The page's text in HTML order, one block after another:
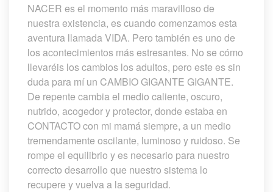
NACER es el momento más maravilloso de
nuestra existencia, es cuando comenzamos esta
aventura llamada VIDA. Pero también es uno de
los acontecimientos más estresantes. No se cómo
llevaréis los cambios los adultos, pero este es sin
duda para mí un CAMBIO GIGANTE GIGANTE.
De repente cambia el medio caliente, oscuro,
nutrido, acogedor y protector, donde estaba en
CONTACTO con mi mamá siempre, a un medio
tremendamente oscilante, luminoso y ruidoso. Se
rompe el equilibrio y es necesario para nuestro
correcto desarrollo que nuestro sistema lo
recupere y vuelva a la seguridad.